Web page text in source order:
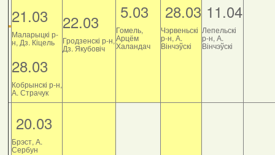
21.03
Маларыцкі р-
н, Дз. Кіцель
28.03
Кобрынскі р-н,
А. Страчук
22.03
Гродзенскі р-н,
Дз. Якубовіч
5.03
Гомель,
Арцём
Халандач
28.03
Чэрвеньскі
р-н, А.
Вінчэўскі
11.04
Лепельскі
р-н, А.
Вінчэўскі
20.03
Брэст, А.
Сербун